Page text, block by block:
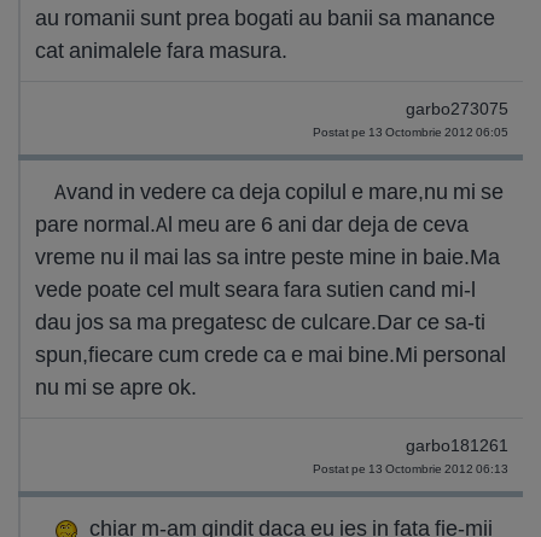
au romanii sunt prea bogati au banii sa manance
cat animalele fara masura.
garbo273075
Postat pe 13 Octombrie 2012 06:05
Avand in vedere ca deja copilul e mare,nu mi se
pare normal.Al meu are 6 ani dar deja de ceva
vreme nu il mai las sa intre peste mine in baie.Ma
vede poate cel mult seara fara sutien cand mi-l
dau jos sa ma pregatesc de culcare.Dar ce sa-ti
spun,fiecare cum crede ca e mai bine.Mi personal
nu mi se apre ok.
garbo181261
Postat pe 13 Octombrie 2012 06:13
chiar m-am gindit daca eu ies in fata fie-mii